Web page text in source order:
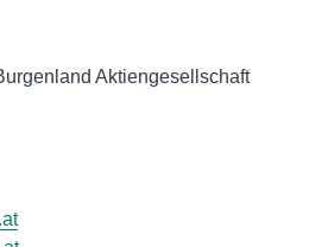
Aktiengesellschaft